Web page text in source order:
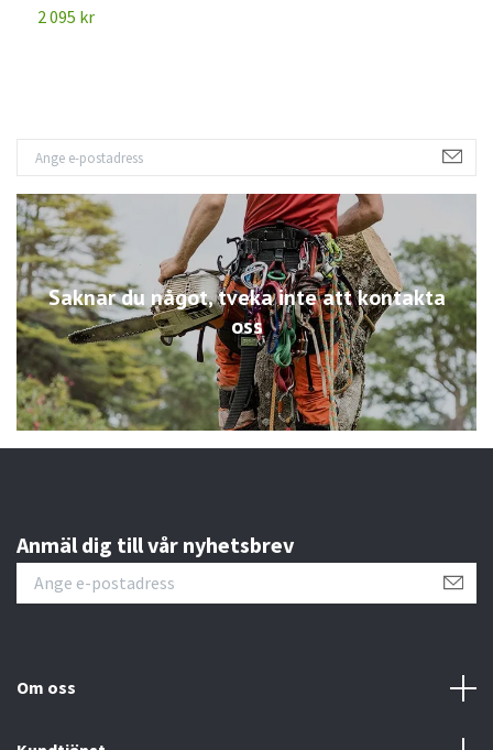
Saknar du något, tveka inte att kontakta
oss
2 095 kr
Anmäl dig till vår nyhetsbrev
Om oss